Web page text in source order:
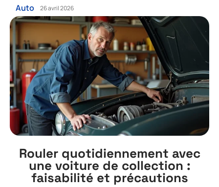
Auto 26 avril 2026
Rouler quotidiennement avec
une voiture de collection :
faisabilité et précautions